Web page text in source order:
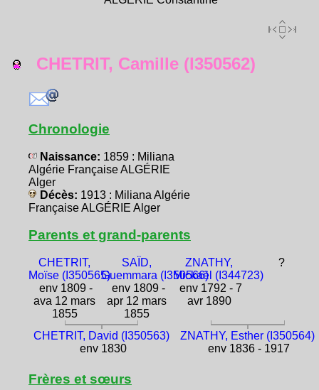
CHETRIT, Camille (I350562)
Chronologie
Naissance: 1859 : Miliana
Algérie Française ALGÉRIE
Alger
Décès: 1913 : Miliana Algérie
Française ALGÉRIE Alger
Parents et grand-parents
CHETRIT,
Moïse (I350565)
env 1809 -
ava 12 mars
1855
SAÏD,
Guemmara (I350566)
env 1809 -
apr 12 mars
1855
ZNATHY,
Mickaël (I344723)
env 1792 - 7
avr 1890
?
CHETRIT, David (I350563)
env 1830
ZNATHY, Esther (I350564)
env 1836 - 1917
Frères et sœurs